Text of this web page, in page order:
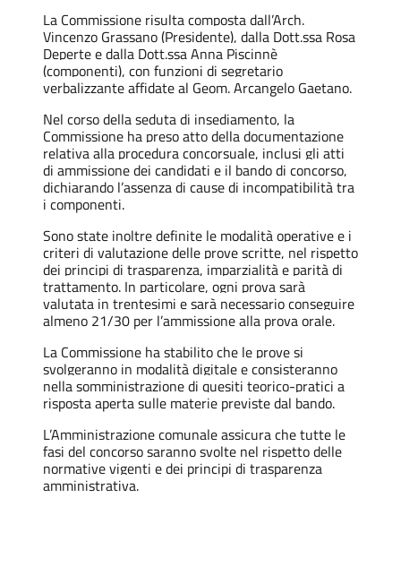
La Commissione risulta composta dall’Arch.
Vincenzo Grassano (Presidente), dalla Dott.ssa Rosa
Deperte e dalla Dott.ssa Anna Piscinnè
(componenti), con funzioni di segretario
verbalizzante affidate al Geom. Arcangelo Gaetano.
Nel corso della seduta di insediamento, la
Commissione ha preso atto della documentazione
relativa alla procedura concorsuale, inclusi gli atti
di ammissione dei candidati e il bando di concorso,
dichiarando l’assenza di cause di incompatibilità tra
i componenti.
Sono state inoltre definite le modalità operative e i
criteri di valutazione delle prove scritte, nel rispetto
dei principi di trasparenza, imparzialità e parità di
trattamento. In particolare, ogni prova sarà
valutata in trentesimi e sarà necessario conseguire
almeno 21/30 per l’ammissione alla prova orale.
La Commissione ha stabilito che le prove si
svolgeranno in modalità digitale e consisteranno
nella somministrazione di quesiti teorico-pratici a
risposta aperta sulle materie previste dal bando.
L’Amministrazione comunale assicura che tutte le
fasi del concorso saranno svolte nel rispetto delle
normative vigenti e dei principi di trasparenza
amministrativa.